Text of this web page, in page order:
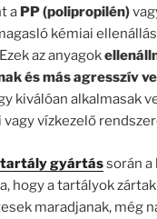
a PP (polipropilén)
kémiai
az anyagok
és más agresszív
kiválóan alkalmasak
vízkezelő
gyártássorán
hogy a tartályok
maradjanak, még